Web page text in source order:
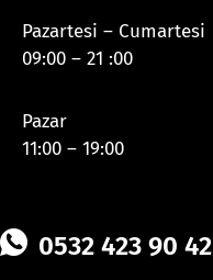
Pazartesi – Cumartesi
09:00 – 21 :00
Pazar
11:00 – 19:00
0532 423 90 42